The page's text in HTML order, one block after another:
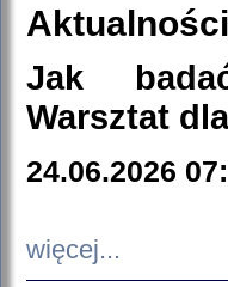
Aktualności
Jak
Warsztat
24.06.2026
więcej...